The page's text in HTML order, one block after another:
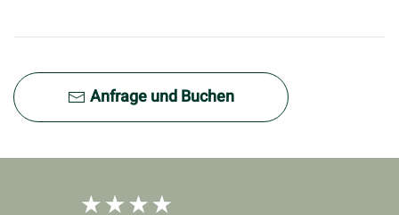
Anfrage und Buchen